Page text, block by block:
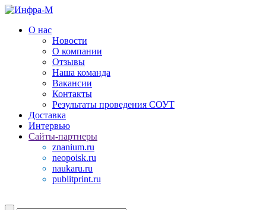
О нас
Новости
О компании
Отзывы
Наша команда
Вакансии
Контакты
Результаты проведения СОУТ
Доставка
Интервью
Сайты-партнеры
znanium.ru
neopoisk.ru
naukaru.ru
publitprint.ru